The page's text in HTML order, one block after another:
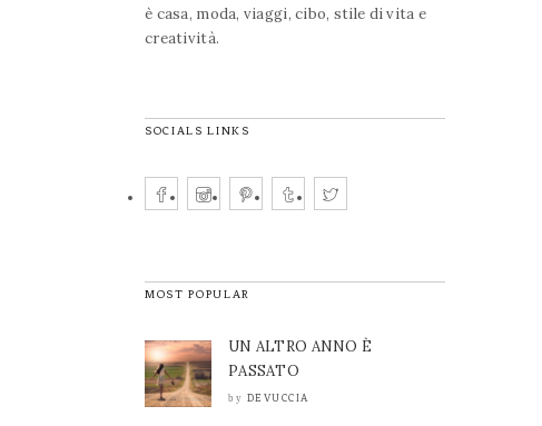
è casa, moda, viaggi, cibo, stile di vita e
creatività.
SOCIALS LINKS
MOST POPULAR
UN ALTRO ANNO È
PASSATO
by DEVUCCIA